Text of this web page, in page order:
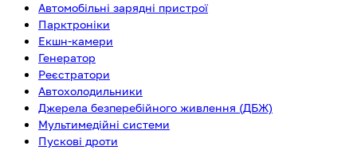
Автомобільні зарядні пристрої
Парктроніки
Екшн-камери
Генератор
Реєстратори
Автохолодильники
Джерела безперебійного живлення (ДБЖ)
Мультимедійні системи
Пускові дроти